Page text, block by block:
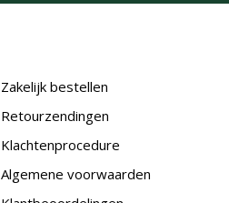
Zakelijk bestellen
Retourzendingen
Klachtenprocedure
Algemene voorwaarden